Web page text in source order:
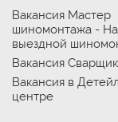
Вакансия Мастер
шиномонтажа - На
выездной
Вакансия
Вакансия в
центре